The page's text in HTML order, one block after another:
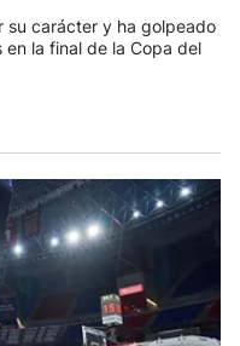
su carácter y ha golpeado
la final de la Copa del